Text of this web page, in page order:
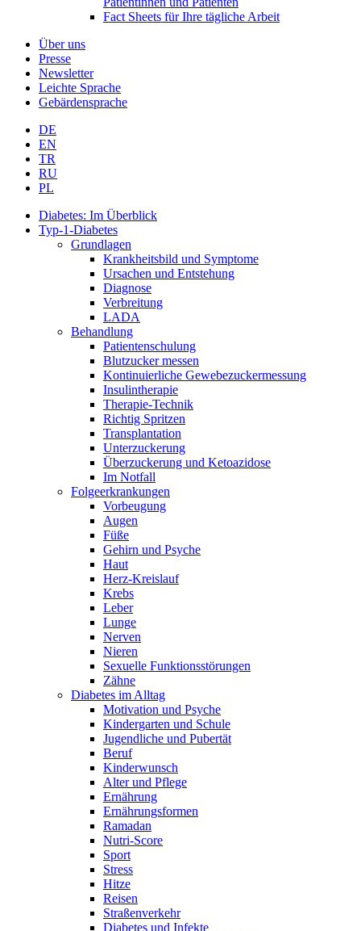
Fact Sheets für Ihre tägliche Arbeit
Über uns
Presse
Newsletter
Leichte Sprache
Gebärdensprache
DE
EN
TR
RU
PL
Diabetes: Im Überblick
Typ-1-Diabetes
Grundlagen
Krankheitsbild und Symptome
Ursachen und Entstehung
Diagnose
Verbreitung
LADA
Behandlung
Patientenschulung
Blutzucker messen
Kontinuierliche Gewebezuckermessung
Insulintherapie
Therapie-Technik
Richtig Spritzen
Transplantation
Unterzuckerung
Überzuckerung und Ketoazidose
Im Notfall
Folgeerkrankungen
Vorbeugung
Augen
Füße
Gehirn und Psyche
Haut
Herz-Kreislauf
Krebs
Leber
Lunge
Nerven
Nieren
Sexuelle Funktionsstörungen
Zähne
Diabetes im Alltag
Motivation und Psyche
Kindergarten und Schule
Jugendliche und Pubertät
Beruf
Kinderwunsch
Alter und Pflege
Ernährung
Ernährungsformen
Ramadan
Nutri-Score
Sport
Stress
Hitze
Reisen
Straßenverkehr
Diabetes und Infekte